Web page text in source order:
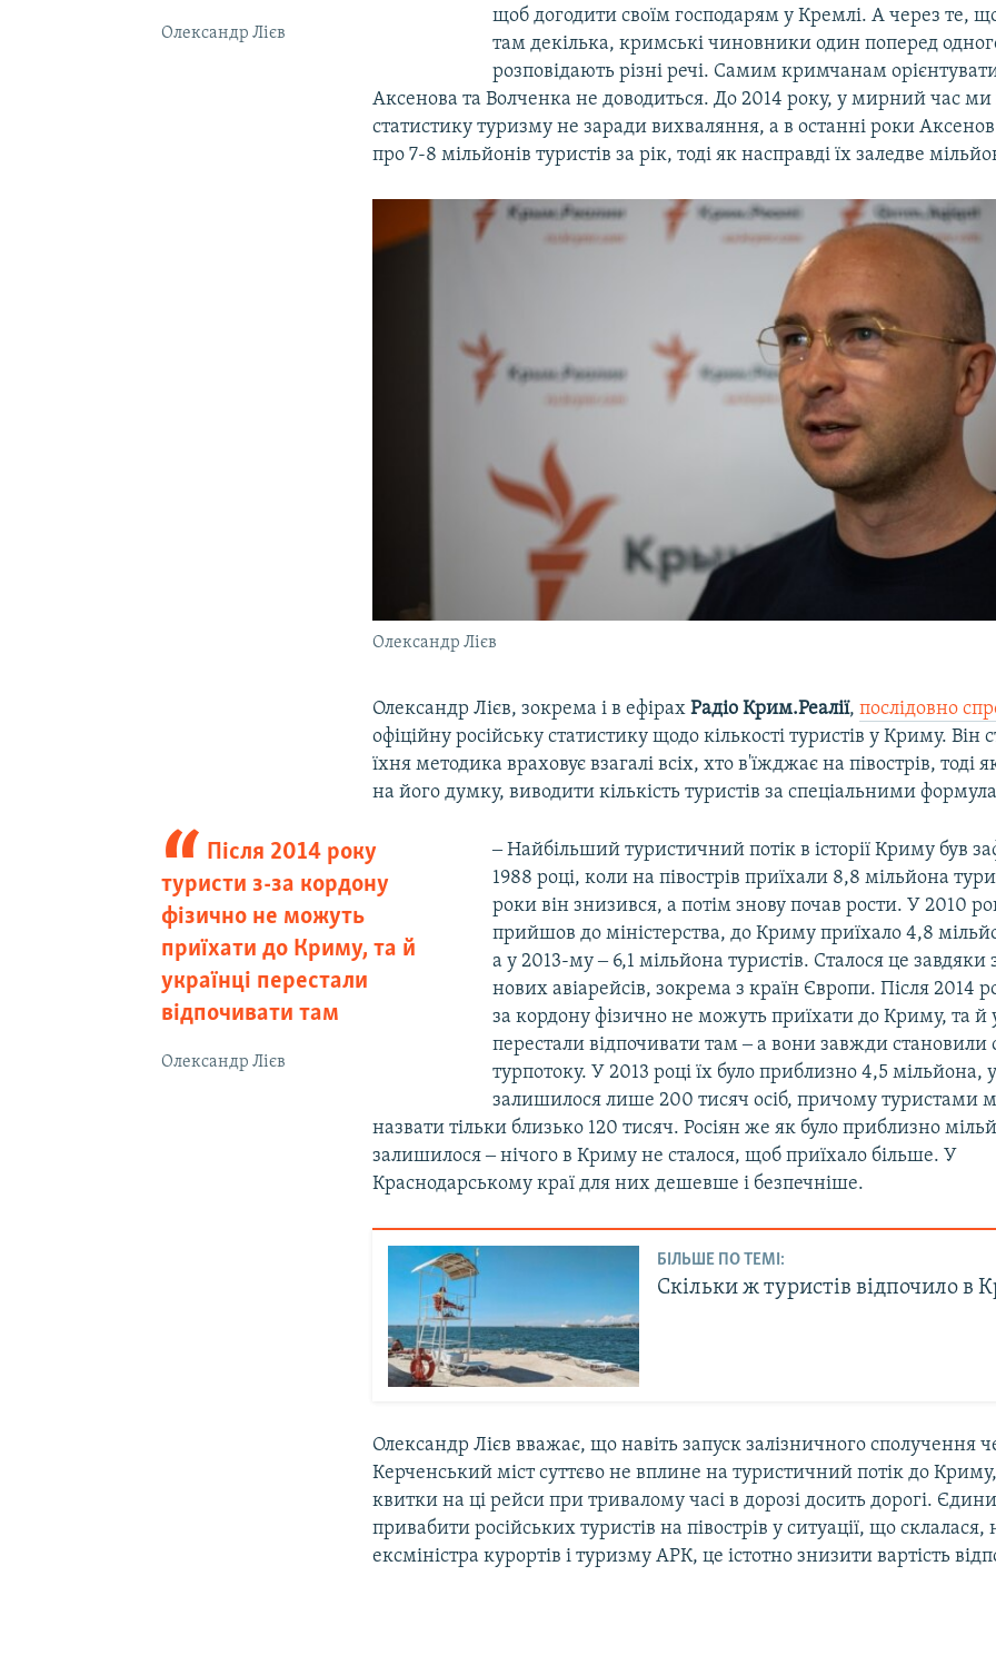
Олександр Лієв
щоб догодити своїм господарям у Кремлі. А через те,
там декілька, кримські чиновники один поперед
розповідають різні речі. Самим кримчанам
Аксенова та Волченка не доводиться. До 2014 року, у мирний час
статистику туризму не заради вихваляння, а в останні роки Аксенов
про 7-8 мільйонів туристів за рік, тоді як насправді їх заледве
Олександр Лієв
Олександр Лієв, зокрема і в ефірахРадіо Крим.Реалії,послідовно
офіційну російську статистику щодо кількості туристів у Криму. Він
їхня методика враховує взагалі всіх, хто в'їжджає на півострів, тоді
на його думку, виводити кількість туристів за спеціальними
Після 2014 року
туристи з-за кордону
фізично не можуть
приїхати до Криму, та й
українці перестали
відпочивати там
Олександр Лієв
‒ Найбільший туристичний потік в історії Криму був
1988 році, коли на півострів приїхали 8,8 мільйона
роки він знизився, а потім знову почав рости. У 2010
прийшов до міністерства, до Криму приїхало 4,8
а у 2013-му ‒ 6,1 мільйона туристів. Сталося це завдяки
нових авіарейсів, зокрема з країн Європи. Після 2014
за кордону фізично не можуть приїхати до Криму, та й
перестали відпочивати там ‒ а вони завжди становили
турпотоку. У 2013 році їх було приблизно 4,5 мільйона,
залишилося лише 200 тисяч осіб, причому туристами
назвати тільки близько 120 тисяч. Росіян же як було приблизно
залишилося ‒ нічого в Криму не сталося, щоб приїхало більше. У
Краснодарському краї для них дешевше і безпечніше.
БІЛЬШЕ ПО ТЕМІ:
Скільки ж туристів відпочило в
Олександр Лієв вважає, що навіть запуск залізничного сполучення
Керченський міст суттєво не вплине на туристичний потік до
квитки на ці рейси при тривалому часі в дорозі досить дорогі.
привабити російських туристів на півострів у ситуації, що
ексміністра курортів і туризму АРК, це істотно знизити вартість